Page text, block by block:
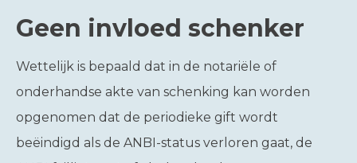
Geen invloed schenker
Wettelijk is bepaald dat in de notariële of
onderhandse akte van schenking kan worden
opgenomen dat de periodieke gift wordt
beëindigd als de ANBI-status verloren gaat, de